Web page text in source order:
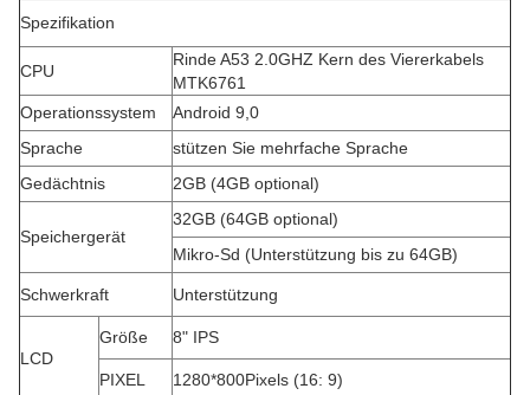
Spezifikation
CPU
Rinde A53 2.0GHZ Kern des Viererkabels
MTK6761
Operationssystem
Android 9,0
Sprache
stützen Sie mehrfache Sprache
Gedächtnis
2GB (4GB optional)
Speichergerät
32GB (64GB optional)
Mikro-Sd (Unterstützung bis zu 64GB)
Schwerkraft Unterstützung
LCD
Größe 8" IPS
PIXEL 1280*800Pixels (16: 9)